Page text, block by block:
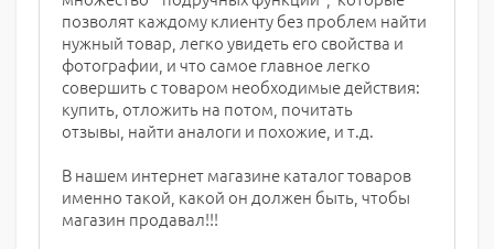
позволят каждому клиенту без проблем найти
нужный товар, легко увидеть его свойства и
фотографии, и что самое главное легко
совершить с товаром необходимые действия:
купить, отложить на потом, почитать
отзывы, найти аналоги и похожие, и т.д.
В нашем интернет магазине каталог товаров
именно такой, какой он должен быть, чтобы
магазин продавал!!!